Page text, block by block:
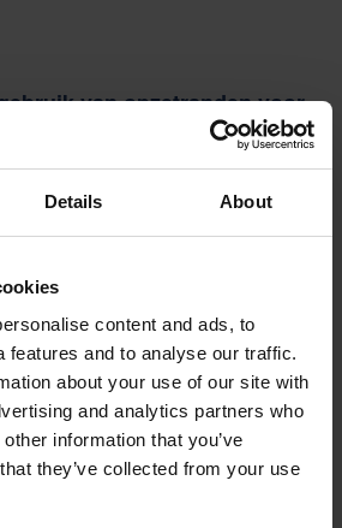
Details About
content and ads, to
features and to analyse our traffic.
about your use of our site with
and analytics partners who
information that you’ve
they’ve collected from your use
van opzetranden voor
te repareren
normale omstandigheden (10+ jaar)
verschillende industrieën. Belangrijke
, auto-, defensie-, detailhandel-,
, gieterij- en lagerindustrie.
voor de afmetingen van de kragen